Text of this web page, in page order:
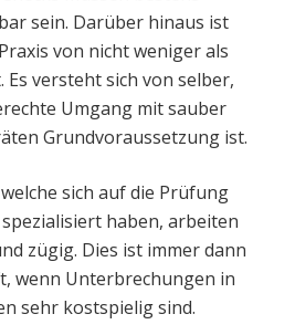
sein. Darüber hinaus ist
von nicht weniger als
versteht sich von selber,
Umgang mit sauber
Grundvoraussetzung ist.
sich auf die Prüfung
haben, arbeiten
zügig. Dies ist immer dann
wenn Unterbrechungen in
sehr kostspielig sind.